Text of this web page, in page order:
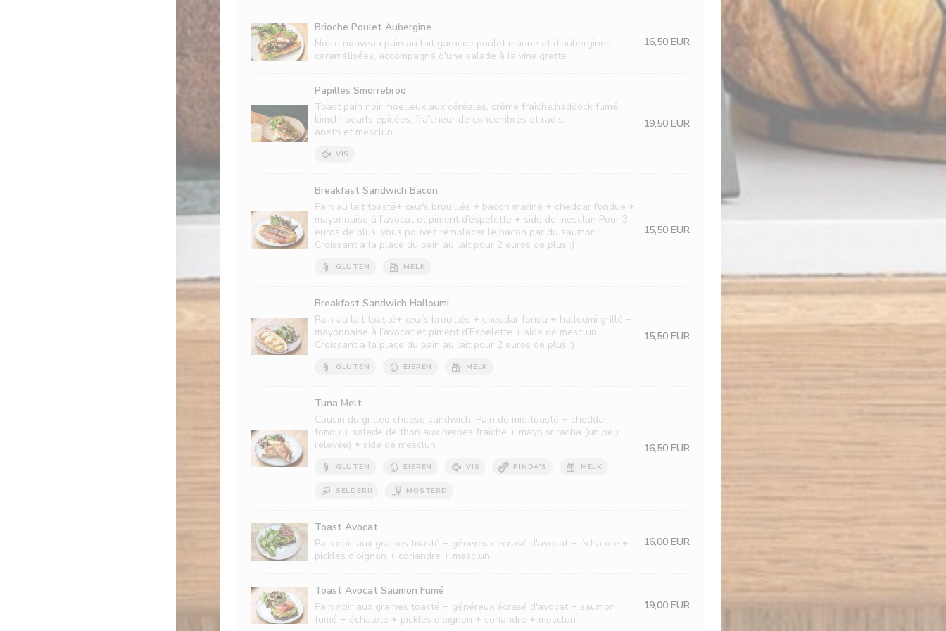
Brioche Poulet Aubergine
Notre nouveau pain au lait garni de poulet mariné et d'aubergines
caramélisées, accompagné d'une salade à la vinaigrette
16,50 EUR
Papilles Smorrebrod
Toast pain noir moelleux aux céréales, crème fraîche,haddock fumé,
kimchi pearls épicées, fraîcheur de concombres et radis,
aneth et mesclun
VIS
19,50 EUR
Breakfast Sandwich Bacon
Pain au lait toasté+ œufs brouillés + bacon mariné + cheddar fondue +
mayonnaise à l’avocat et piment d’éspelette + side de mesclun Pour 3
euros de plus, vous pouvez remplacer le bacon par du saumon !
Croissant a la place du pain au lait pour 2 euros de plus :)
GLUTEN MELK
15,50 EUR
Breakfast Sandwich Halloumi
Pain au lait toasté+ œufs brouillés + cheddar fondu + halloumi grillé +
mayonnaise à l’avocat et piment d’Espelette + side de mesclun
Croissant a la place du pain au lait pour 2 euros de plus :)
GLUTEN EIEREN MELK
15,50 EUR
Tuna Melt
Cousin du grilled cheese sandwich: Pain de mie toasté + cheddar
fondu + salade de thon aux herbes fraiche + mayo sriracha (un peu
relevée) + side de mesclun
GLUTEN EIEREN VIS PINDA'S MELK
SELDERIJ MOSTERD
16,50 EUR
Toast Avocat
Pain noir aux graines toasté + généreux écrasé d'avocat + échalote +
pickles d'oignon + coriandre + mesclun
16,00 EUR
Toast Avocat Saumon Fumé
Pain noir aux graines toasté + généreux écrasé d'avocat + saumon
fumé + échalote + pickles d'oignon + coriandre + mesclun
19,00 EUR